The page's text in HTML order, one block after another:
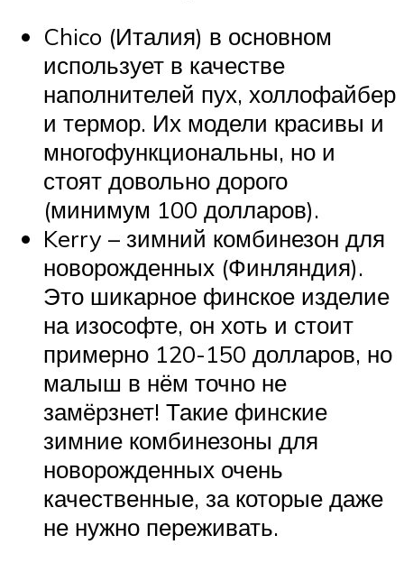
Chico (Италия) в основном
использует в качестве
наполнителей пух, холлофайбер
и термор. Их модели красивы и
многофункциональны, но и
стоят довольно дорого
(минимум 100 долларов).
Kerry – зимний комбинезон для
новорожденных (Финляндия).
Это шикарное финское изделие
на изософте, он хоть и стоит
примерно 120-150 долларов, но
малыш в нём точно не
замёрзнет! Такие финские
зимние комбинезоны для
новорожденных очень
качественные, за которые даже
не нужно переживать.